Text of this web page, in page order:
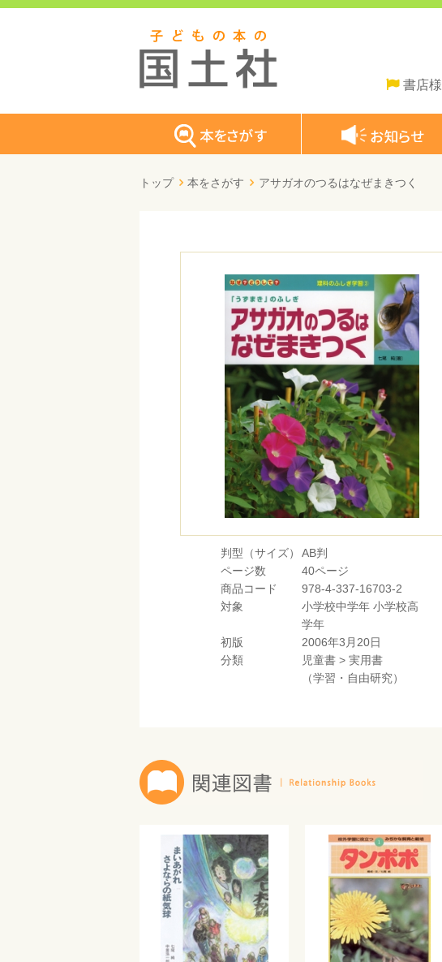
書店様
トップ 本をさがす アサガオのつるはなぜまきつく
判型（サイズ）
AB判
ページ数
40ページ
商品コード
978-4-337-16703-2
対象
小学校中学年 小学校高
学年
初版
2006年3月20日
分類
児童書 > 実用書
（学習・自由研究）